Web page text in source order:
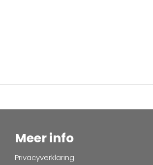
Meer info
Privacyverklaring